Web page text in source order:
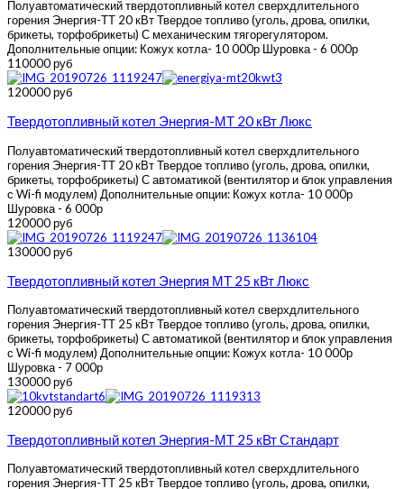
Полуавтоматический твердотопливный котел сверхдлительного
горения Энергия-ТТ 20 кВт Твердое топливо (уголь, дрова, опилки,
брикеты, торфобрикеты) С механическим тягорегулятором.
Дополнительные опции: Кожух котла- 10 000р Шуровка - 6 000р
110000 руб
120000 руб
Твердотопливный котел Энергия-МТ 20 кВт Люкс
Полуавтоматический твердотопливный котел сверхдлительного
горения Энергия-ТТ 20 кВт Твердое топливо (уголь, дрова, опилки,
брикеты, торфобрикеты) С автоматикой (вентилятор и блок управления
с Wi-fi модулем) Дополнительные опции: Кожух котла- 10 000р
Шуровка - 6 000р
120000 руб
130000 руб
Твердотопливный котел Энергия МТ 25 кВт Люкс
Полуавтоматический твердотопливный котел сверхдлительного
горения Энергия-ТТ 25 кВт Твердое топливо (уголь, дрова, опилки,
брикеты, торфобрикеты) С автоматикой (вентилятор и блок управления
с Wi-fi модулем) Дополнительные опции: Кожух котла- 10 000р
Шуровка - 7 000р
130000 руб
120000 руб
Твердотопливный котел Энергия-МТ 25 кВт Стандарт
Полуавтоматический твердотопливный котел сверхдлительного
горения Энергия-ТТ 25 кВт Твердое топливо (уголь, дрова, опилки,